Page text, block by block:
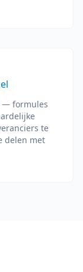
— formules
te
delen met